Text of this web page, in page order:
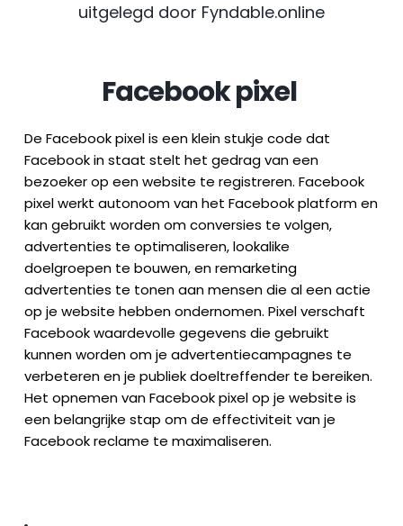
uitgelegd door Fyndable.online
Facebook pixel
De Facebook pixel is een klein stukje code dat
Facebook in staat stelt het gedrag van een
bezoeker op een website te registreren. Facebook
pixel werkt autonoom van het Facebook platform en
kan gebruikt worden om conversies te volgen,
advertenties te optimaliseren, lookalike
doelgroepen te bouwen, en remarketing
advertenties te tonen aan mensen die al een actie
op je website hebben ondernomen. Pixel verschaft
Facebook waardevolle gegevens die gebruikt
kunnen worden om je advertentiecampagnes te
verbeteren en je publiek doeltreffender te bereiken.
Het opnemen van Facebook pixel op je website is
een belangrijke stap om de effectiviteit van je
Facebook reclame te maximaliseren.